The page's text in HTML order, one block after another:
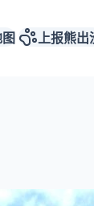
上报熊出